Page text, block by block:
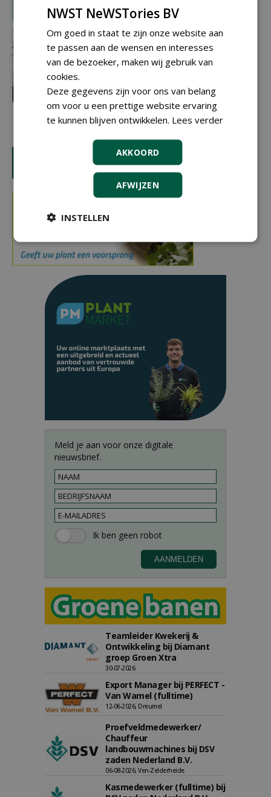
Meld je aan voor onze digitale
nieuwsbrief.
Teamleider Kwekerij &
Ontwikkeling bij Diamant
groep Groen Xtra
30-07-2026
Export Manager bij PERFECT -
Van Wamel (fulltime)
12-06-2026, Dreumel
Proefveldmedewerker/
Chauffeur
landbouwmachines bij DSV
zaden Nederland B.V.
06-08-2026, Ven-Zelderheide
Kasmedewerker (fulltime) bij
NWST NeWSTories BV
Om goed in staat te zijn onze website aan
te passen aan de wensen en interesses
van de bezoeker, maken wij gebruik van
cookies.
Deze gegevens zijn voor ons van belang
om voor u een prettige website ervaring
te kunnen blijven ontwikkelen. Lees verder
AKKOORD
AFWIJZEN
INSTELLEN